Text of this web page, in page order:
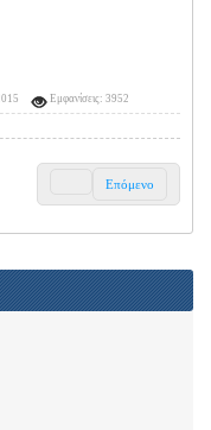
Εμφανίσεις: 3952
Επόμενο